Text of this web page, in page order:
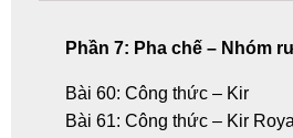
Phần 7: Pha chế – Nhóm
Bài 60: Công thức – Kir
Bài 61: Công thức – Kir